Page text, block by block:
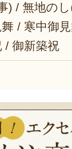
) / 無地の
/ 寒中御
/ 御新築祝